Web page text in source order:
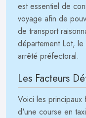
est essentiel de
voyage afin de
de transport
département Lot,
arrêté préfectoral.
Les Facteurs
Voici les principaux
d'une course en